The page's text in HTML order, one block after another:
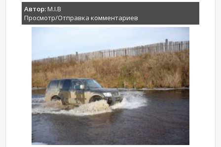
Автор:M.I.B
Просмотр/Отправка комментариев